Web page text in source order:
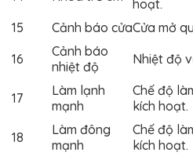
hoạt.
15
Cảnh báo cửaCửa mở
16
Cảnh báo
nhiệt độ
Nhiệt độ
17
Làm lạnh
mạnh
Chế độ
kích hoạt.
18
Làm đông
mạnh
Chế độ
kích hoạt.